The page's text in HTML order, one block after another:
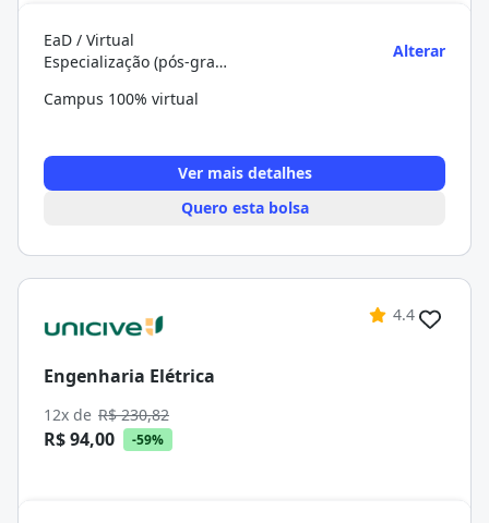
EaD / Virtual
Especialização (pós-graduação)
Alterar
Campus 100% virtual
Ver mais detalhes
Quero esta bolsa
4.4
Engenharia Elétrica
12x de R$ 230,82
R$ 94,00 -59%